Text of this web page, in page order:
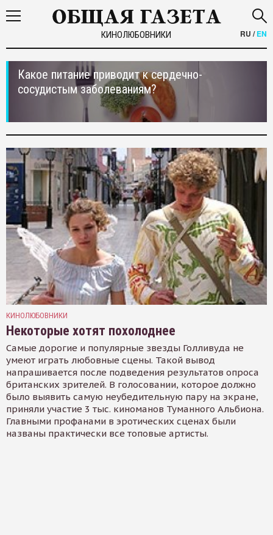
КИНОЛЮБОВНИКИ RU /EN
Какое питание приводит к сердечно-
сосудистым заболеваниям?
КИНОЛЮБОВНИКИ
Некоторые хотят похолоднее
Самые дорогие и популярные звезды Голливуда не
умеют играть любовные сцены. Такой вывод
напрашивается после подведения результатов опроса
британских зрителей. В голосовании, которое должно
было выявить самую неубедительную пару на экране,
приняли участие 3 тыс. киноманов Туманного Альбиона.
Главными профанами в эротических сценах были
названы практически все топовые артисты.